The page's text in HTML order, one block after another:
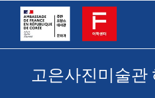
고은사진미술관